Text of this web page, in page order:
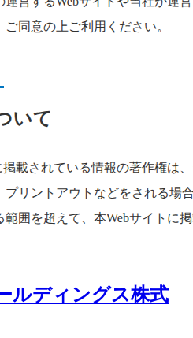
ルディングス株式